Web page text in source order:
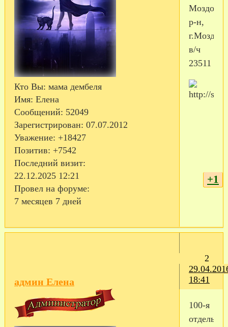
Кто Вы: мама дембеля
Имя: Елена
Сообщений: 52049
Зарегистрирован: 07.07.2012
Уважение: +18427
Позитив: +7542
Последний визит:
22.12.2025 12:21
Провел на форуме:
7 месяцев 7 дней
р-н,
в/ч
23511
+1
2
18:41
админ Елена
100-я
отдельная